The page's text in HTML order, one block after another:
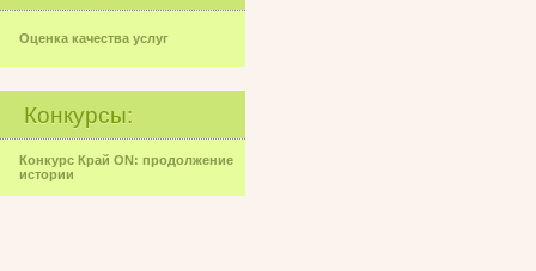
Оценка качества услуг
Конкурсы:
Конкурс Край ON: продолжение
истории